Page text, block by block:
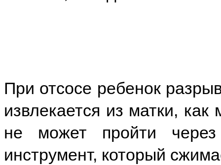
При отсосе ребенок
извлекается из матки,
не может пройти через
инструмент, который